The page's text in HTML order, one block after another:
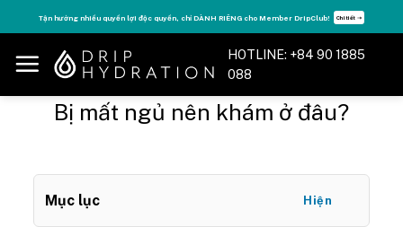
to
content
Tăng năng lượng - sống đỉnh cao với thẻ Vitamin Drip Membership. Xem ngay ➝
HOTLINE: +84 90 1885
088
Bị mất ngủ nên khám ở đâu?
Mục lục Hiện